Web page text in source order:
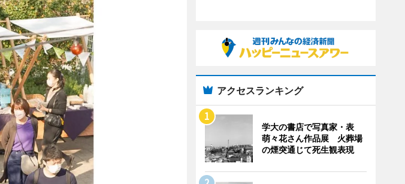
アクセスランキング
学大の書店で写真家・表
萌々花さん作品展 火葬場
の煙突通じて死生観表現